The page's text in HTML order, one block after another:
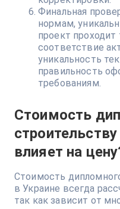
Финальная
нормам,
проект
соответствие
уникальность
правильность
требованиям.
Стоимость
влияет на
Стоимость
в Украине всегда
так как зависит от